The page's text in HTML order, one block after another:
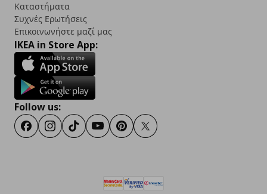
Καταστήματα
Συχνές Ερωτήσεις
Επικοινωνήστε μαζί μας
IKEA in Store App:
Follow us:
FacebookInstagram
TikTokYoutubePinterestTwitter